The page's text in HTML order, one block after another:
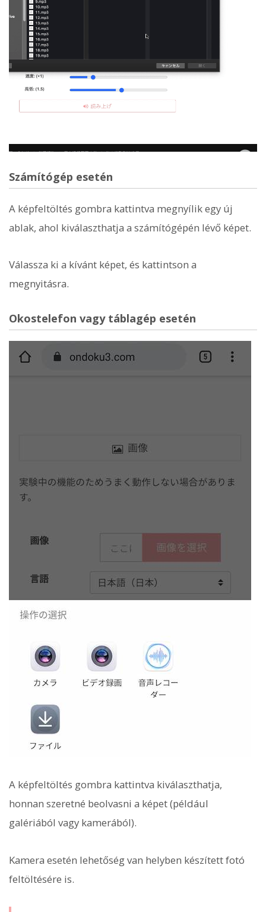
Számítógép esetén
A képfeltöltés gombra kattintva megnyílik egy új
ablak, ahol kiválaszthatja a számítógépén lévő képet.
Válassza ki a kívánt képet, és kattintson a
megnyitásra.
Okostelefon vagy táblagép esetén
A képfeltöltés gombra kattintva kiválaszthatja,
honnan szeretné beolvasni a képet (például
galériából vagy kamerából).
Kamera esetén lehetőség van helyben készített fotó
feltöltésére is.